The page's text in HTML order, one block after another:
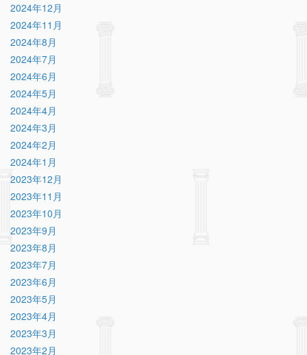
2024年12月
2024年11月
2024年8月
2024年7月
2024年6月
2024年5月
2024年4月
2024年3月
2024年2月
2024年1月
2023年12月
2023年11月
2023年10月
2023年9月
2023年8月
2023年7月
2023年6月
2023年5月
2023年4月
2023年3月
2023年2月